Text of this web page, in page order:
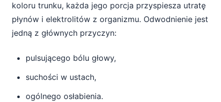
koloru trunku, każda jego porcja przyspiesza utratę
płynów i elektrolitów z organizmu. Odwodnienie jest
jedną z głównych przyczyn:
pulsującego bólu głowy,
suchości w ustach,
ogólnego osłabienia.